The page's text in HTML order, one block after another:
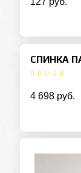
СПИНКА
4 698 руб.